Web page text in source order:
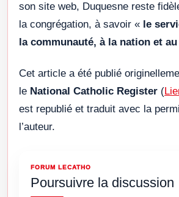
son site web, Duquesne reste
la congrégation, à savoir « le
la communauté, à la nation et
Cet article a été publié
le National Catholic Register (
est republié et traduit avec la
l’auteur.
FORUM LECATHO
Poursuivre la discussion